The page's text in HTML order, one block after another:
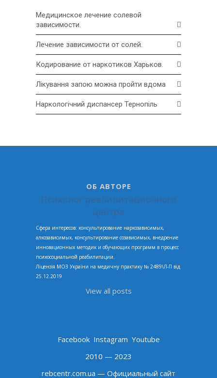
Медицинское лечение солевой
зависимости.
Лечение зависимости от солей.
Кодирование от наркотиков Харьков.
Лікування запою можна пройти вдома
Наркологічний диспансер Тернопіль
ОБ АВТОРЕ
Психолог реабилитационного
центра
Сфера интересов: консультирование наркозависимых,
алкозависимых, консультирование созависимых, внедрение
инновационных методик и обучающих программ в процесс
психосоциальной реабилитации.
Ліцензія МОЗ України на медичну практику № 2489\Л-П від
25.12.2019
View all posts
Facebook Instagram Youtube
2010 — 2023
rebcentr.com.ua — Официальный сайт